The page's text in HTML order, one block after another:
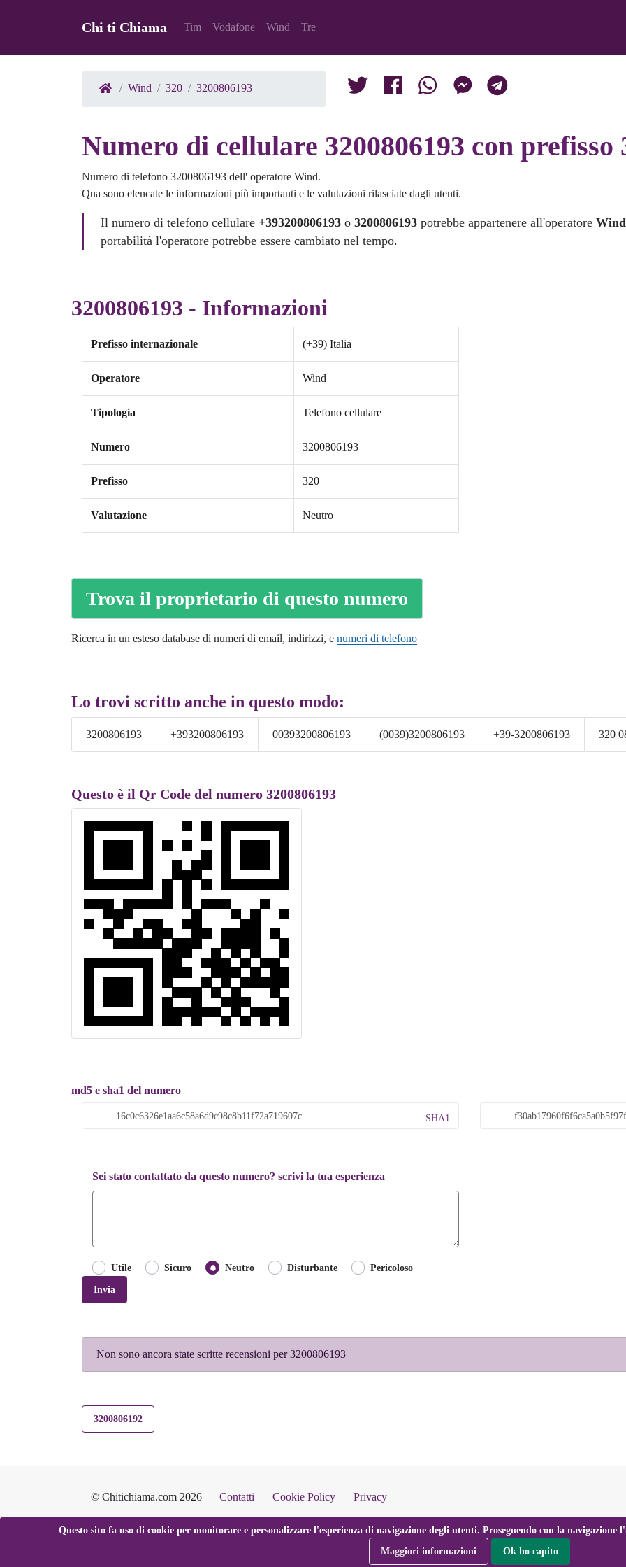
Chi ti Chiama Tim Vodafone Wind Tre
Wind 320 3200806193
Numero di cellulare 3200806193 con prefisso
Numero di telefono 3200806193 dell' operatore Wind.
Qua sono elencate le informazioni più importanti e le valutazioni rilasciate dagli utenti.
Il numero di telefono cellulare +393200806193 o3200806193 potrebbe appartenere all'operatoreWind
portabilità l'operatore potrebbe essere cambiato nel tempo.
3200806193 - Informazioni
Prefisso internazionale (+39) Italia
Operatore Wind
Tipologia Telefono cellulare
Numero 3200806193
Prefisso 320
Valutazione Neutro
Trova il proprietario di questo numero
Ricerca in un esteso database di numeri di email, indirizzi, e numeri di telefono
Lo trovi scritto anche in questo modo:
3200806193 +393200806193 00393200806193 (0039)3200806193 +39-3200806193 320
Questo è il Qr Code del numero 3200806193
md5 e sha1 del numero
SHA1
Sei stato contattato da questo numero? scrivi la tua esperienza
Utile Sicuro Neutro Disturbante
Pericoloso
Invia
Non sono ancora state scritte recensioni per 3200806193
3200806192
© Chitichiama.com 2026 Contatti Cookie Policy Privacy
Questo sito fa uso di cookie per monitorare e personalizzare l'esperienza di navigazione degli utenti. Proseguendo con la
Maggiori informazioni
Ok ho capito